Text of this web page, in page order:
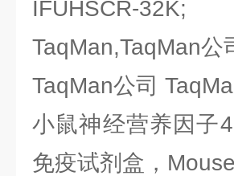
IFUHSCR-32K;
TaqMan,TaqMan公
TaqMan公司
小鼠神经营养因子
免疫试剂盒，